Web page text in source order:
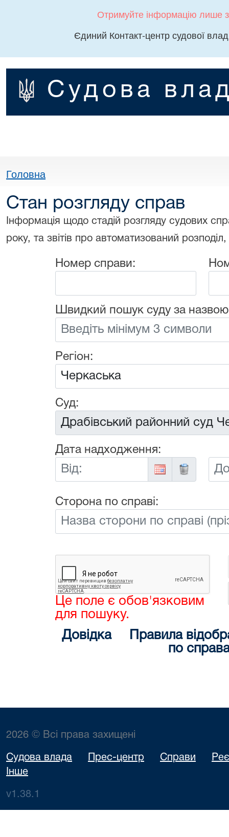
Отримуйте інформацію лише
Єдиний Контакт-центр судової
Судова
Головна
Стан розгляду справ
Інформація щодо стадій розгляду судових
року, та звітів про автоматизований
Номер справи:
Швидкий пошук суду за
Регіон:
Суд:
Дата надходження:
Від:
До:
Сторона по справі:
Це поле є обов'язковим
для пошуку.
Довідка
Правила
по
2026 © Всі права захищені
Судова влада Прес-центр Справи
Інше
v1.38.1